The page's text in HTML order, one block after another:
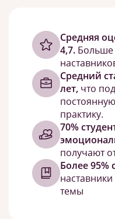
Cредняя
4,7. Больше
Средний
лет, что
практику.
70%
получают
Более 95%
темы